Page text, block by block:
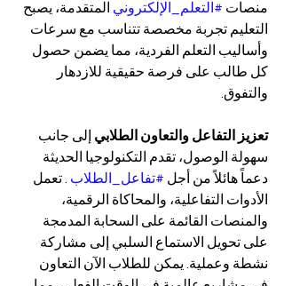
منصات #التعلم_الإلكتروني المتقدمة، يصبح
التعليم تجربة مخصصة تتناسب مع سرعات
وأساليب التعلم الفردية، مما يضمن حصول
كل طالب على فرصة حقيقية للازدهار
والتفوق.
تعزيز التفاعل والتعاون الطلابي إلى جانب
سهولة الوصول، تقدم التكنولوجيا الحديثة
دعماً هائلاً من أجل #تفاعل_الطلاب . تعمل
الأدوات التفاعلية، والمحاكاة الرقمية،
والمنصات القائمة على السحابة المدمجة
على تحويل الاستماع السلبي إلى مشاركة
نشطة وعملية. يمكن للطلاب الآن التعاون